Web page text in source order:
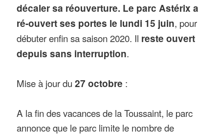
décaler sa réouverture. Le parc Astérix a
ré-ouvert ses portes le lundi 15 juin, pour
débuter enfin sa saison 2020. Il reste ouvert
depuis sans interruption.
Mise à jour du27 octobre :
A la fin des vacances de la Toussaint, le parc
annonce que le parc limite le nombre de